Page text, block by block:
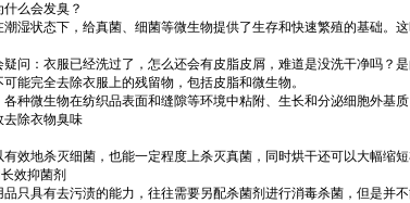
么会发臭？
潮湿状态下，给真菌、细菌等微生物提供了生存和快速繁殖的基础。
疑问：衣服已经洗过了，怎么还会有皮脂皮屑，难道是没洗干净吗？
能完全去除衣服上的残留物，包括皮脂和微生物。
种微生物在纺织品表面和缝隙等环境中粘附、生长和分泌细胞外基
去除衣物臭味
效地杀灭细菌，也能一定程度上杀灭真菌，同时烘干还可以大幅缩
效抑菌剂
品只具有去污渍的能力，往往需要另配杀菌剂进行消毒杀菌，但是并